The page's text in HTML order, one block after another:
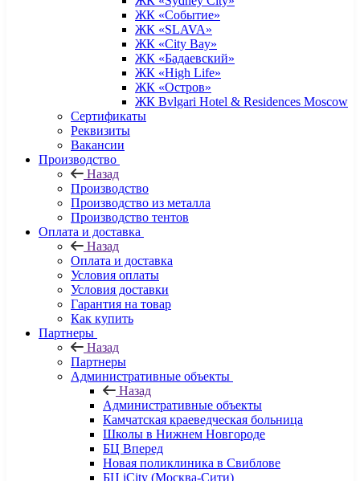
ЖК «Событие»
ЖК «SLAVA»
ЖК «City Bay»
ЖК «Бадаевский»
ЖК «High Life»
ЖК «Остров»
ЖК Bvlgari Hotel & Residences Moscow
Сертификаты
Реквизиты
Вакансии
Производство
Назад
Производство
Производство из металла
Производство тентов
Оплата и доставка
Назад
Оплата и доставка
Условия оплаты
Условия доставки
Гарантия на товар
Как купить
Партнеры
Назад
Партнеры
Административные объекты
Назад
Административные объекты
Камчатская краеведческая больница
Школы в Нижнем Новгороде
БЦ Вперед
Новая поликлиника в Свиблове
БЦ iCity (Москва-Сити)